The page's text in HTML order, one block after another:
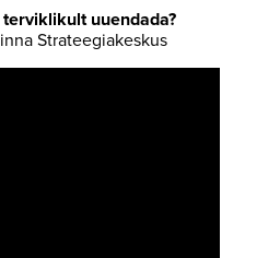
uuendada?
Strateegiakeskus